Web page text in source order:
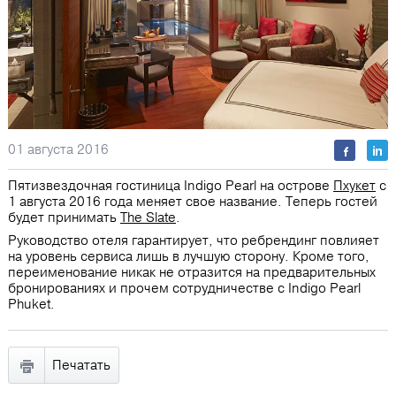
01 августа 2016
Пятизвездочная гостиница Indigo Pearl на острове Пхукет с
1 августа 2016 года меняет свое название. Теперь гостей
будет принимать The Slate.
Руководство отеля гарантирует, что ребрендинг повлияет
на уровень сервиса лишь в лучшую сторону. Кроме того,
переименование никак не отразится на предварительных
бронированиях и прочем сотрудничестве с Indigo Pearl
Phuket.
Печатать